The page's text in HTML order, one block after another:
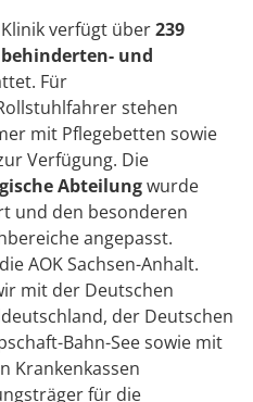
verfügt über239
behinderten- und
Für
stehen
mit Pflegebetten sowie
Verfügung. Die
Abteilungwurde
und den besonderen
angepasst.
AOK Sachsen-Anhalt.
mit der Deutschen
der Deutschen
Bahn-See sowie mit
Krankenkassen
für die